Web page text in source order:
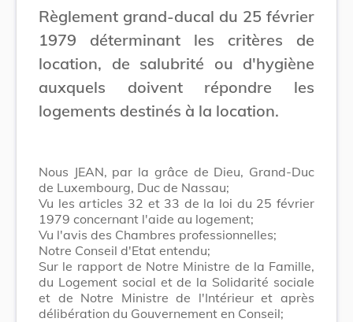
Règlement grand-ducal du 25 février
1979 déterminant les critères de
location, de salubrité ou d'hygiène
auxquels doivent répondre les
logements destinés à la location.
Nous JEAN, par la grâce de Dieu, Grand-Duc
de Luxembourg, Duc de Nassau;
Vu les articles 32 et 33 de la loi du 25 février
1979 concernant l'aide au logement;
Vu l'avis des Chambres professionnelles;
Notre Conseil d'Etat entendu;
Sur le rapport de Notre Ministre de la Famille,
du Logement social et de la Solidarité sociale
et de Notre Ministre de l'Intérieur et après
délibération du Gouvernement en Conseil;